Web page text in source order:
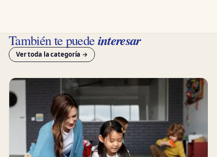
También te puedeinteresar
Ver toda la categoría →